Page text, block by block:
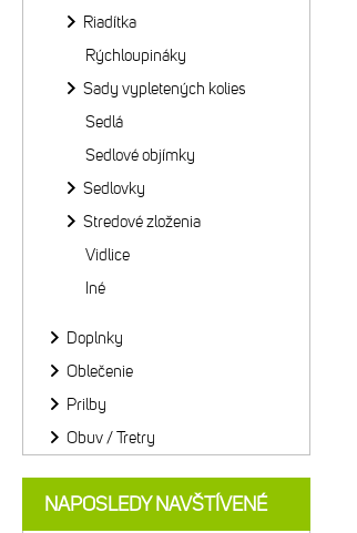
Riadítka
Rýchloupináky
Sady vypletených kolies
Sedlá
Sedlové objímky
Sedlovky
Stredové zloženia
Vidlice
Iné
Doplnky
Oblečenie
Prilby
Obuv / Tretry
NAPOSLEDY NAVŠTÍVENÉ